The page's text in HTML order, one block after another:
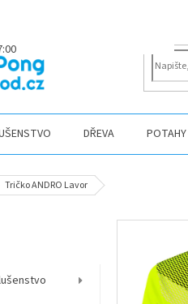
DŘEVA POTAHY
Tričko ANDRO Lavor